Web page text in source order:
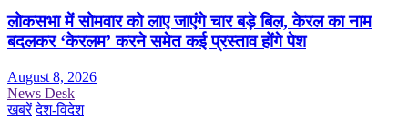
लोकसभा में सोमवार को लाए जाएंगे चार बड़े बिल, केरल का नाम
बदलकर ‘केरलम’ करने समेत कई प्रस्ताव होंगे पेश
August 8, 2026
News Desk
खबरें देश-विदेश